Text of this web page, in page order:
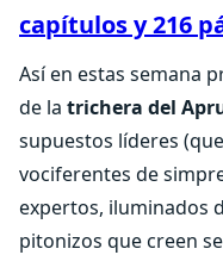
capítulos y 216
Así en estas semana
de la trichera del
supuestos líderes
vociferentes de
expertos, iluminados
pitonizos que creen